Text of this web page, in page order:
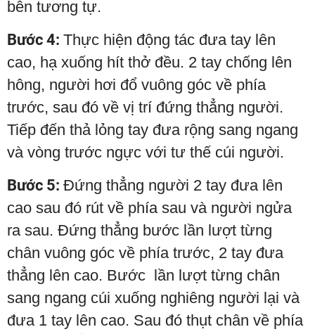
bên tương tự.
Bước 4: Thực hiện động tác đưa tay lên
cao, hạ xuống hít thở đều. 2 tay chống lên
hông, người hơi đổ vuông góc về phía
trước, sau đó về vị trí đứng thẳng người.
Tiếp đến thả lỏng tay đưa rộng sang ngang
và vòng trước ngực với tư thế cúi người.
Bước 5: Đứng thẳng người 2 tay đưa lên
cao sau đó rút về phía sau và người ngửa
ra sau. Đứng thẳng bước lần lượt từng
chân vuông góc về phía trước, 2 tay đưa
thẳng lên cao. Bước lần lượt từng chân
sang ngang cúi xuống nghiêng người lại và
đưa 1 tay lên cao. Sau đó thụt chân về phía